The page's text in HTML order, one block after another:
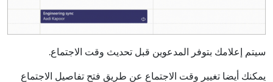
سيتم إعلامك بتوفر المدعوين قبل تحديث وقت الاجتماع.
يمكنك أيضا تغيير وقت الاجتماع عن طريق فتح تفاصيل الاجتماع